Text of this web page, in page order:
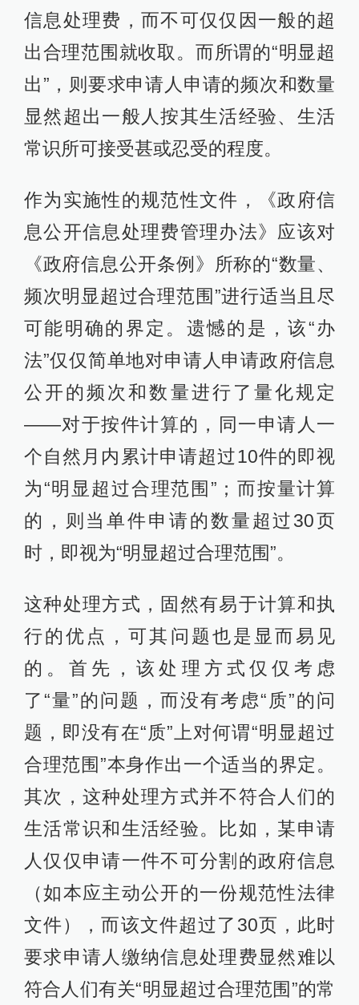
信息处理费，而不可仅仅因一般的超
出合理范围就收取。而所谓的“明显超
出”，则要求申请人申请的频次和数量
显然超出一般人按其生活经验、生活
常识所可接受甚或忍受的程度。
作为实施性的规范性文件，《政府信
息公开信息处理费管理办法》应该对
《政府信息公开条例》所称的“数量、
频次明显超过合理范围”进行适当且尽
可能明确的界定。遗憾的是，该“办
法”仅仅简单地对申请人申请政府信息
公开的频次和数量进行了量化规定
——对于按件计算的，同一申请人一
个自然月内累计申请超过10件的即视
为“明显超过合理范围”；而按量计算
的，则当单件申请的数量超过30页
时，即视为“明显超过合理范围”。
这种处理方式，固然有易于计算和执
行的优点，可其问题也是显而易见
的。首先，该处理方式仅仅考虑
了“量”的问题，而没有考虑“质”的问
题，即没有在“质”上对何谓“明显超过
合理范围”本身作出一个适当的界定。
其次，这种处理方式并不符合人们的
生活常识和生活经验。比如，某申请
人仅仅申请一件不可分割的政府信息
（如本应主动公开的一份规范性法律
文件），而该文件超过了30页，此时
要求申请人缴纳信息处理费显然难以
符合人们有关“明显超过合理范围”的常